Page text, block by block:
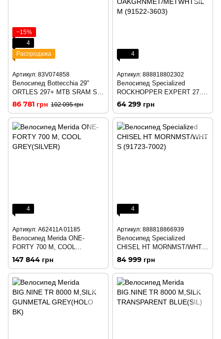
−15%
4
Распродажа
Артикул: 83V074858
Велосипед Bottecchia 29"
ORTLES 297+ MTB SRAM SX
12S 48cm C58
86 781 грн 102 095 грн
4
Артикул: 888818802302
Велосипед Specialized
ROCKHOPPER EXPERT 27.5
OAKGRNMET/METWHTSIL M
(91522-3603)
64 299 грн
4
Артикул: A62411A 01185
Велосипед Merida ONE-
FORTY 700 M, COOL
GREY(SILVER)
147 844 грн
4
Артикул: 888818866939
Велосипед Specialized
CHISEL HT MORNMST/WHT L
(91723-7004)
84 999 грн